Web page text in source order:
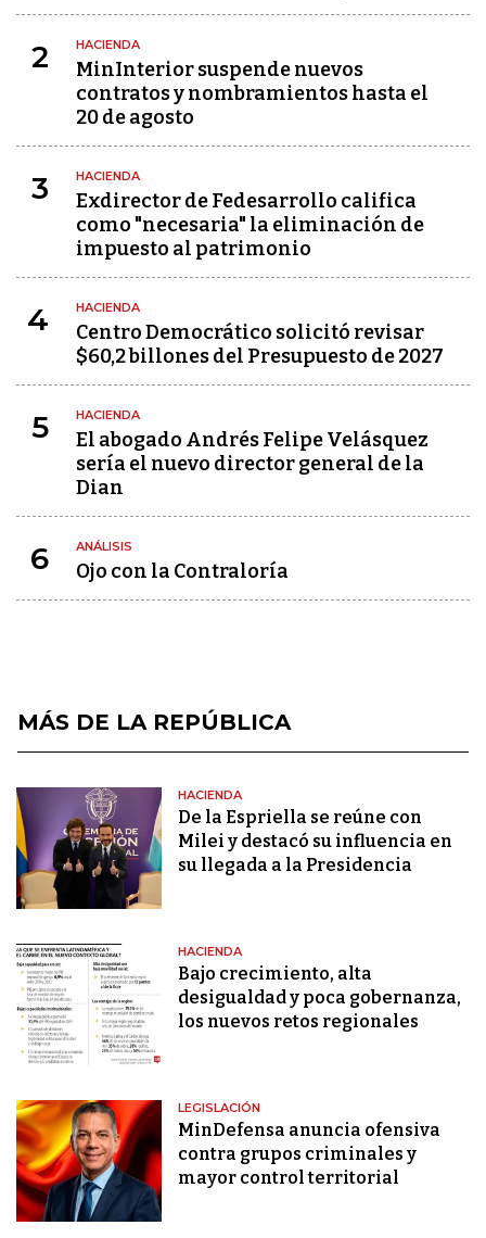
2 HACIENDA
MinInterior suspende nuevos
contratos y nombramientos hasta el
20 de agosto
3 HACIENDA
Exdirector de Fedesarrollo califica
como "necesaria" la eliminación de
impuesto al patrimonio
4 HACIENDA
Centro Democrático solicitó revisar
$60,2 billones del Presupuesto de 2027
5 HACIENDA
El abogado Andrés Felipe Velásquez
sería el nuevo director general de la
Dian
6 ANÁLISIS
Ojo con la Contraloría
MÁS DE LA REPÚBLICA
HACIENDA
De la Espriella se reúne con
Milei y destacó su influencia en
su llegada a la Presidencia
HACIENDA
Bajo crecimiento, alta
desigualdad y poca gobernanza,
los nuevos retos regionales
LEGISLACIÓN
MinDefensa anuncia ofensiva
contra grupos criminales y
mayor control territorial